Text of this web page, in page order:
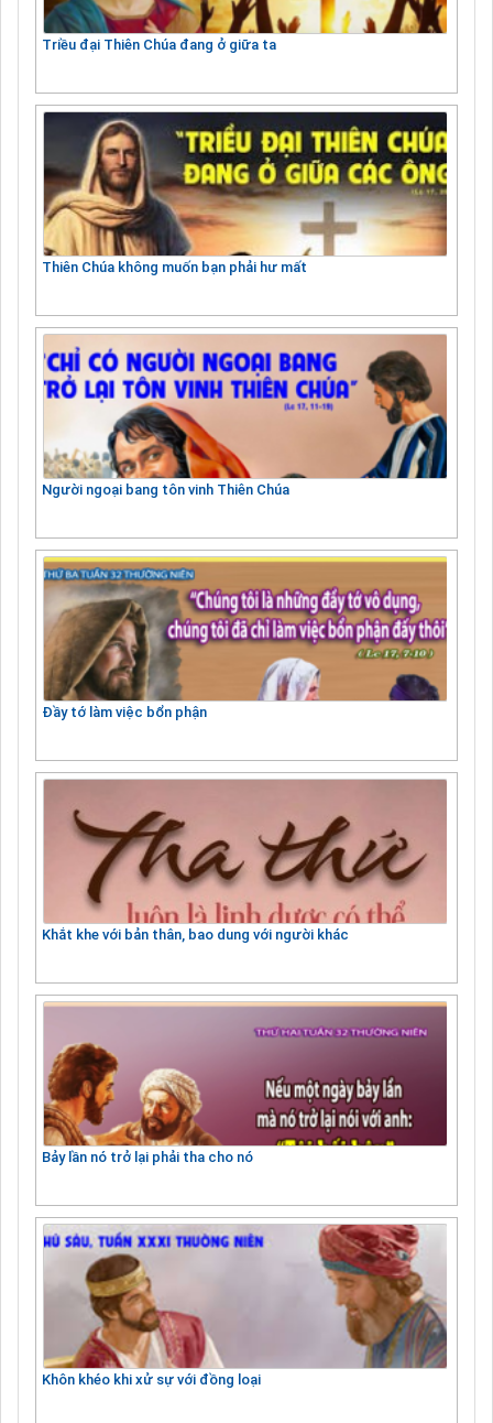
Triều đại Thiên Chúa đang ở giữa ta
Thiên Chúa không muốn bạn phải hư mất
Người ngoại bang tôn vinh Thiên Chúa
Đầy tớ làm việc bổn phận
Khắt khe với bản thân, bao dung với người khác
Bảy lần nó trở lại phải tha cho nó
Khôn khéo khi xử sự với đồng loại